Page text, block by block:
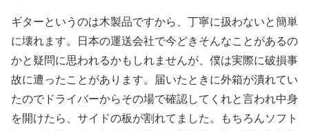
ギターというのは木製品ですから、丁寧に扱わないと簡単
に壊れます。日本の運送会社で今どきそんなことがあるの
かと疑問に思われるかもしれませんが、僕は実際に破損事
故に遭ったことがあります。届いたときに外箱が潰れてい
たのでドライバーからその場で確認してくれと言われ中身
を開けたら、サイドの板が割れてました。もちろんソフト